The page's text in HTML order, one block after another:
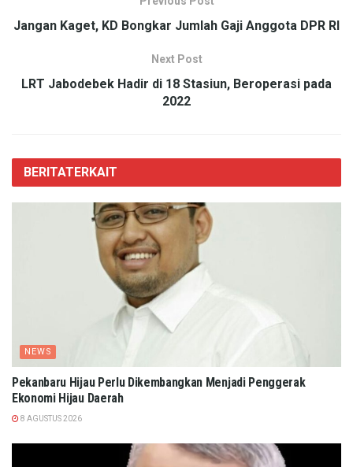
Jangan Kaget, KD Bongkar Jumlah Gaji Anggota DPR RI
Next Post
LRT Jabodebek Hadir di 18 Stasiun, Beroperasi pada
2022
BERITATERKAIT
NEWS
Pekanbaru Hijau Perlu Dikembangkan Menjadi Penggerak
Ekonomi Hijau Daerah
8 AGUSTUS 2026